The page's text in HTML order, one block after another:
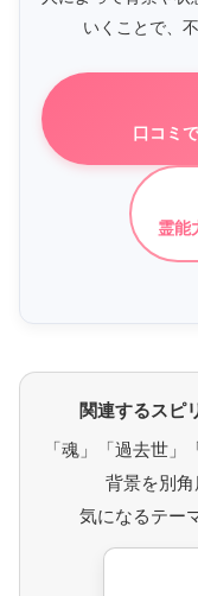
いくことで、
口コミ
霊能
関連するスピ
「魂」「過去世
背景を別角
気になるテー